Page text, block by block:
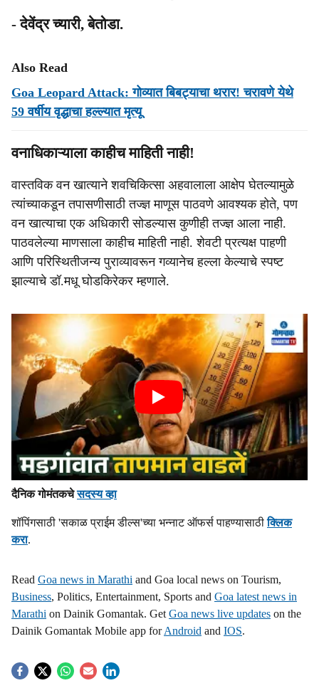
- देवेंद्र च्यारी, बेतोडा.
Also Read
Goa Leopard Attack: गोव्यात बिबट्याचा थरार! चरावणे येथे
59 वर्षीय वृद्धाचा हल्ल्यात मृत्यू
वनाधिकाऱ्याला काहीच माहिती नाही!
वास्तविक वन खात्याने शवचिकित्सा अहवालाला आक्षेप घेतल्यामुळे
त्यांच्याकडून तपासणीसाठी तज्ज्ञ माणूस पाठवणे आवश्‍यक होते, पण
वन खात्याचा एक अधिकारी सोडल्यास कुणीही तज्ज्ञ आला नाही.
पाठवलेल्या माणसाला काहीच माहिती नाही. शेवटी प्रत्यक्ष पाहणी
आणि परिस्थितीजन्य पुराव्यावरून गव्यानेच हल्ला केल्याचे स्पष्ट
झाल्याचे डॉ.मधू घोडकिरेकर म्हणाले.
दैनिक गोमंतकचेसदस्य व्हा
शॉपिंगसाठी 'सकाळ प्राईम डील्स'च्या भन्नाट ऑफर्स पाहण्यासाठीक्लिक
करा.
Read Goa news in Marathi and Goa local news on Tourism,
Business, Politics, Entertainment, Sports and Goa latest news in
Marathi on Dainik Gomantak. Get Goa news live updates on the
Dainik Gomantak Mobile app forAndroid and IOS.